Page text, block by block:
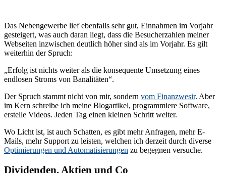
Das Nebengewerbe lief ebenfalls sehr gut, Einnahmen im Vorjahr
gesteigert, was auch daran liegt, dass die Besucherzahlen meiner
Webseiten inzwischen deutlich höher sind als im Vorjahr. Es gilt
weiterhin der Spruch:
„Erfolg ist nichts weiter als die konsequente Umsetzung eines
endlosen Stroms von Banalitäten“.
Der Spruch stammt nicht von mir, sondern vom Finanzwesir. Aber
im Kern schreibe ich meine Blogartikel, programmiere Software,
erstelle Videos. Jeden Tag einen kleinen Schritt weiter.
Wo Licht ist, ist auch Schatten, es gibt mehr Anfragen, mehr E-
Mails, mehr Support zu leisten, welchen ich derzeit durch diverse
Optimierungen und Automatisierungen zu begegnen versuche.
Dividenden, Aktien und Co